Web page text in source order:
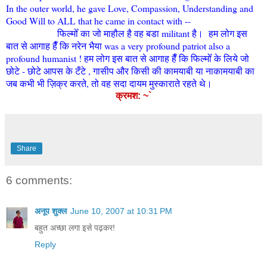
In the outer world, he gave Love, Compassion, Understanding and
Good Will to ALL that he came in contact with --
फिल्मोँ का जो माहौल है वह बडा militant है।हम लोग इस
बात से आगाह हैँ कि नरेन भैया was a very profound patriot also a
profound humanist ! हम लोग इस बात से आगाह हैँ कि फिल्मोँ के लिये जो
छोटे - छोटे आपस के टँटे , गासीप और किसी की कामयाबी या नाकामयाबी का
जब कभी भी ज़िक्र करते, तो वह सदा दायम मुस्काराते रहते थे।
क्रमश: ~`
Share
6 comments:
अनूप शुक्ल June 10, 2007 at 10:31 PM
बहुत अच्छा लगा इसे पढ़कर!
Reply